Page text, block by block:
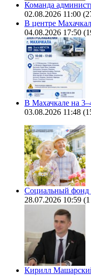
Команда
02.08.2026 11:00
В центре
04.08.2026 17:50
В Махачкале на
03.08.2026 11:48
Социальный фонд
28.07.2026 10:59
Кирилл